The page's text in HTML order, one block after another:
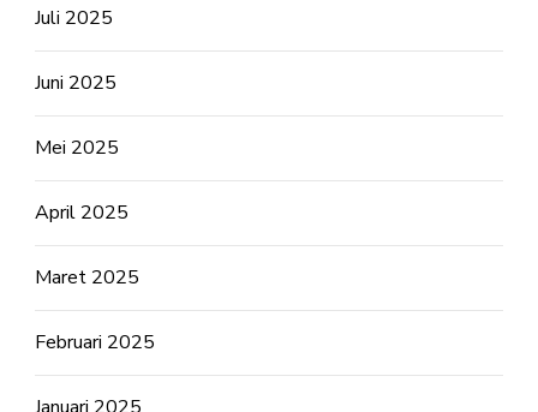
Juli 2025
Juni 2025
Mei 2025
April 2025
Maret 2025
Februari 2025